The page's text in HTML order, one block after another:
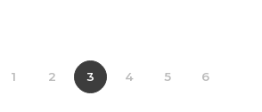
1 2 3 4 5 6